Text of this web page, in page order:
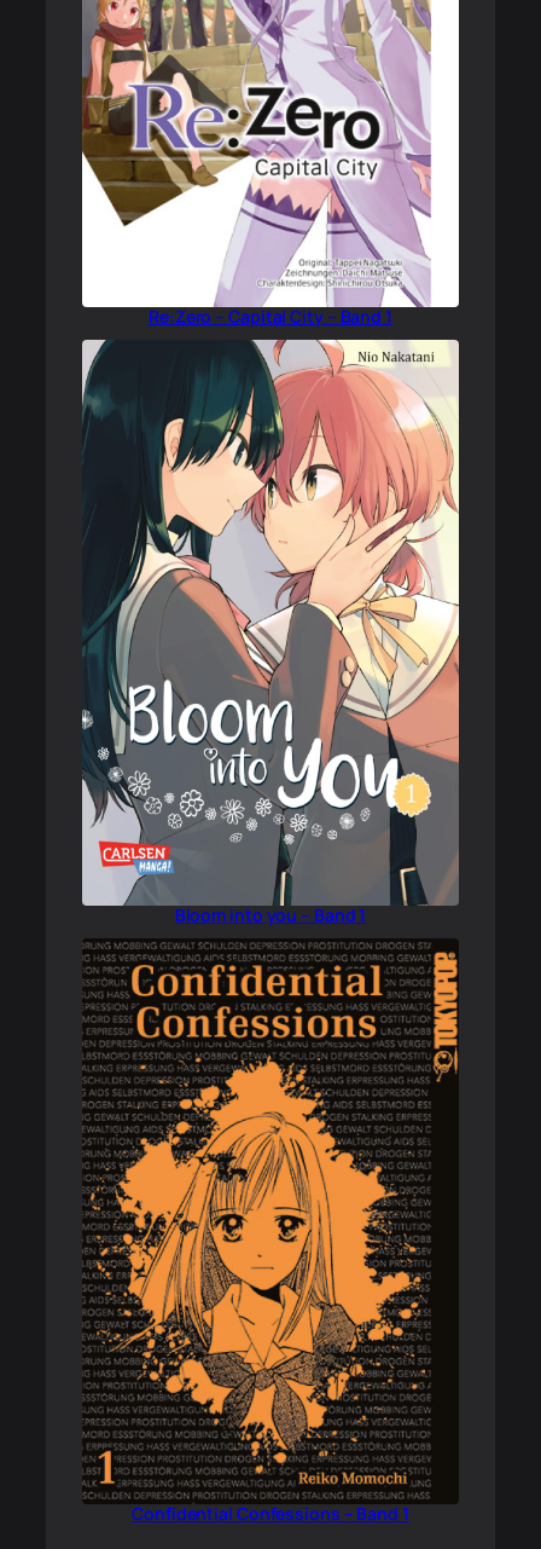
Re:Zero – Capital City – Band 1
Bloom into you – Band 1
Confidential Confessions – Band 1